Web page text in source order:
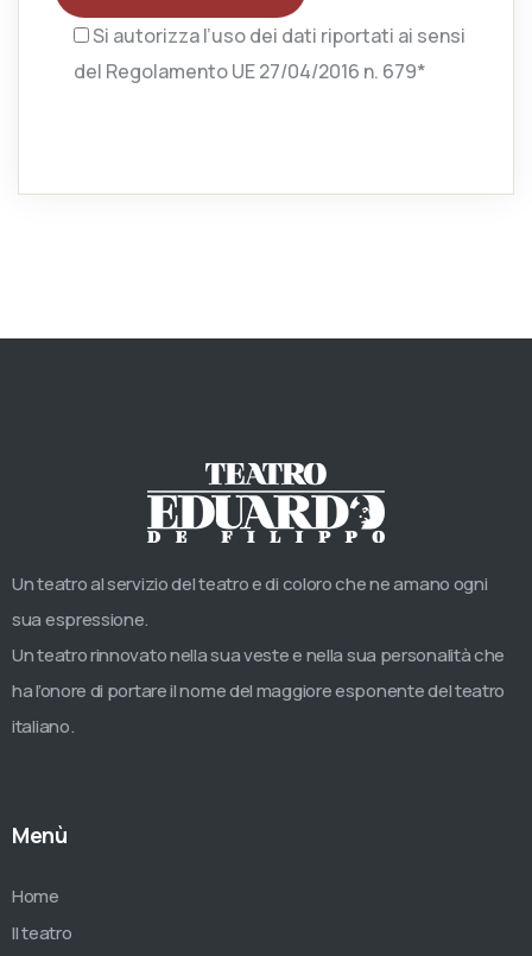
Si autorizza l’uso dei dati riportati ai sensi
del Regolamento UE 27/04/2016 n. 679*
Un teatro al servizio del teatro e di coloro che ne amano ogni
sua espressione.
Un teatro rinnovato nella sua veste e nella sua personalità che
ha l’onore di portare il nome del maggiore esponente del teatro
italiano.
Menù
Home
Il teatro